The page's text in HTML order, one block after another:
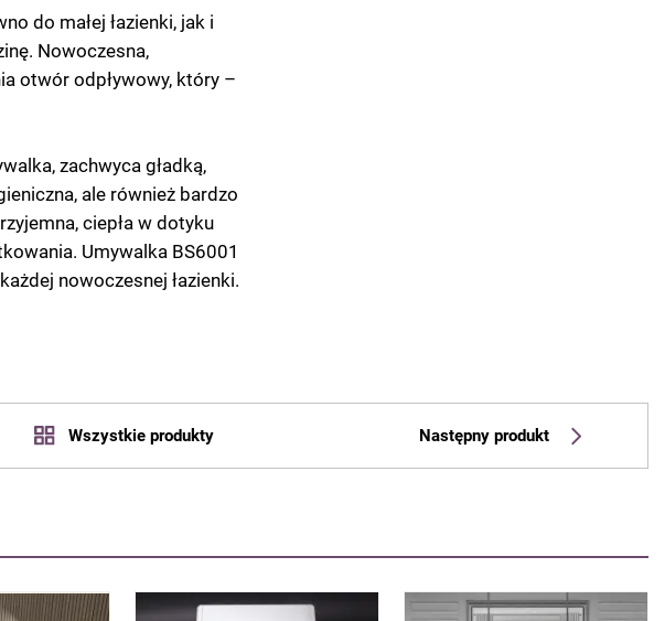
do małej łazienki, jak i
Nowoczesna,
otwór odpływowy, który –
zachwyca gładką,
ale również bardzo
ciepła w dotyku
Umywalka BS6001
nowoczesnej łazienki.
Wszystkie produkty Następny produkt